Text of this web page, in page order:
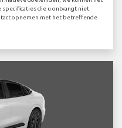
specificaties die u ontvangt niet
opnemen met het betreffende